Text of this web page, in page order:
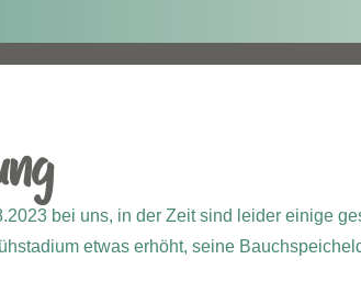
bei uns, in der Zeit sind leider einige
etwas erhöht, seine